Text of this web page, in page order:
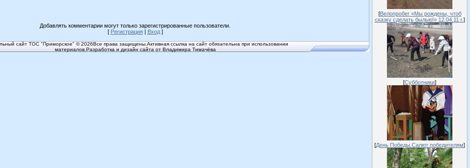
Добавлять комментарии могут только зарегистрированные пользователи.
[ Регистрация| Вход]
сайт ТОС "Приморское" © 2026Все права защищены.Активная ссылка на сайт обязательна при использовании
материалов.Разработка и дизайн сайта от Владимира Тимачёва
[Велопробег «Мы рождены, чтоб
сказку сделать былью!» 12.04.11 г.]
[Субботники]
[День Победы.Салют победителям]